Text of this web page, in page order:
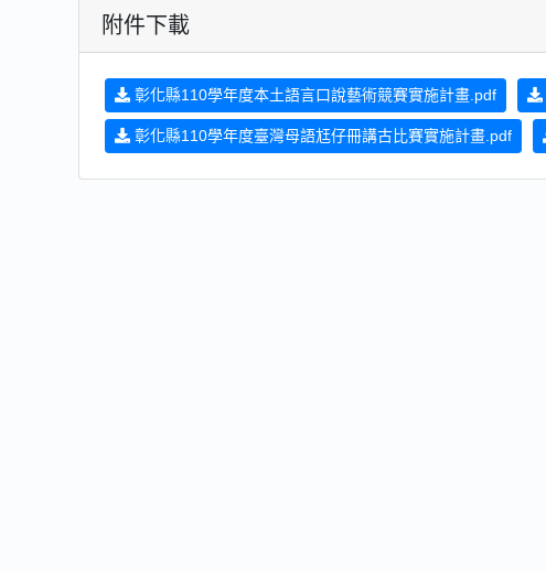
附件下載
彰化縣110學年度本土語言口說藝術競賽實施計畫.pdf
彰化縣110學年度臺灣母語尪仔冊講古比賽實施計畫.pdf